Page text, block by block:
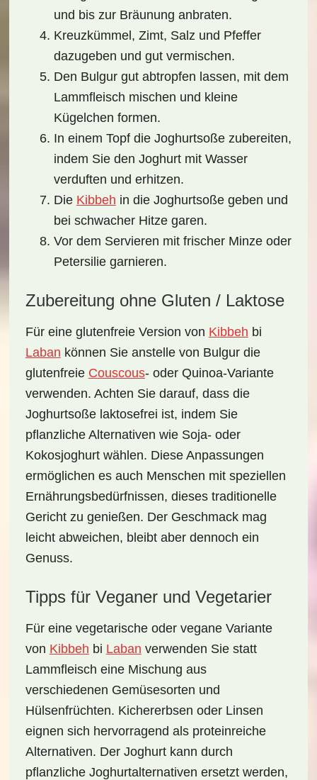
und bis zur Bräunung anbraten.
Kreuzkümmel, Zimt, Salz und Pfeffer
dazugeben und gut vermischen.
Den Bulgur gut abtropfen lassen, mit dem
Lammfleisch mischen und kleine
Kügelchen formen.
In einem Topf die Joghurtsoße zubereiten,
indem Sie den Joghurt mit Wasser
verduften und erhitzen.
Die Kibbeh in die Joghurtsoße geben und
bei schwacher Hitze garen.
Vor dem Servieren mit frischer Minze oder
Petersilie garnieren.
Zubereitung ohne Gluten / Laktose
Für eine glutenfreie Version von Kibbeh bi
Laban können Sie anstelle von Bulgur die
glutenfreie Couscous- oder Quinoa-Variante
verwenden. Achten Sie darauf, dass die
Joghurtsoße laktosefrei ist, indem Sie
pflanzliche Alternativen wie Soja- oder
Kokosjoghurt wählen. Diese Anpassungen
ermöglichen es auch Menschen mit speziellen
Ernährungsbedürfnissen, dieses traditionelle
Gericht zu genießen. Der Geschmack mag
leicht abweichen, bleibt aber dennoch ein
Genuss.
Tipps für Veganer und Vegetarier
Für eine vegetarischeoder vegane Variante
von Kibbeh bi Laban verwenden Sie statt
Lammfleisch eine Mischung aus
verschiedenen Gemüsesorten und
Hülsenfrüchten. Kichererbsen oder Linsen
eignen sich hervorragend als proteinreiche
Alternativen. Der Joghurt kann durch
pflanzliche Joghurtalternativen ersetzt werden,